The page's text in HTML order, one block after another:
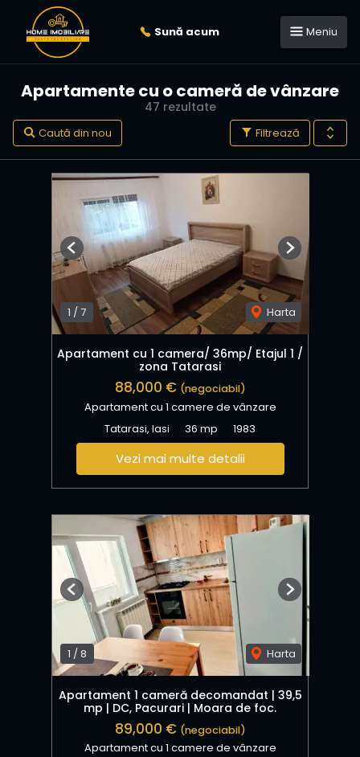
Sună acum Meniu
47 rezultate
Apartamente cu o cameră de vânzare
Filtrează
Caută din nou
1 /7 Harta
Previous Next
Apartament cu 1 camera/ 36mp/ Etajul 1 /
zona Tatarasi
88,000 € (negociabil)
Apartament cu 1 camere de vânzare
Tatarasi, Iasi
36 mp 1983
Vezi mai multe detalii
1 /8 Harta
Previous Next
Apartament 1 cameră decomandat | 39,5
mp | DC, Pacurari | Moara de foc.
89,000 € (negociabil)
Apartament cu 1 camere de vânzare